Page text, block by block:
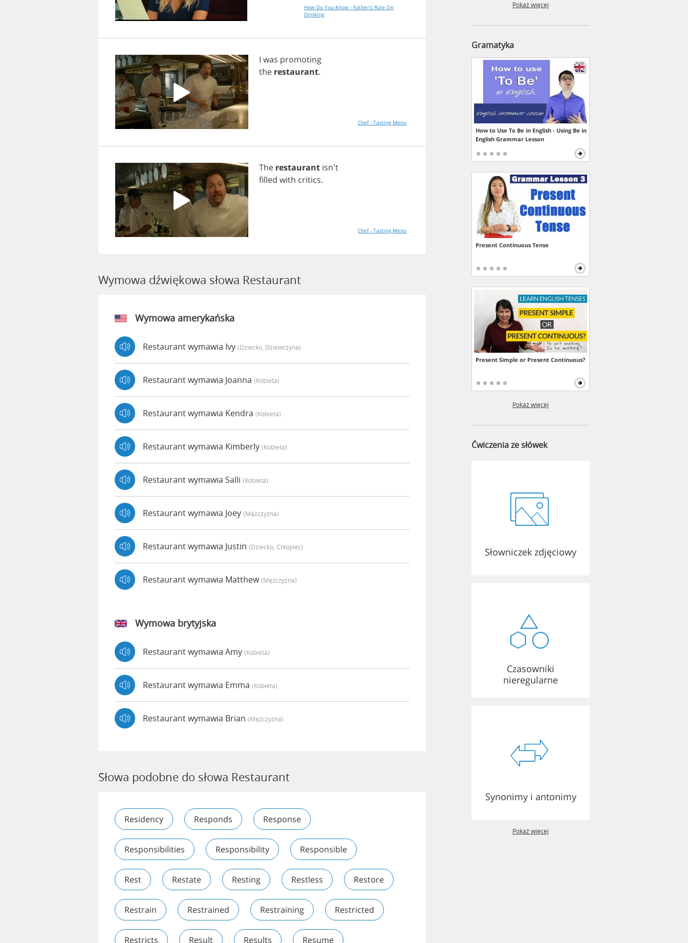
How Do You Know - Father's Rule On
Drinking
I was promoting
the restaurant.
Chef - Tasting Menu
The restaurant isn't
filled with critics.
Chef - Tasting Menu
Wymowa dźwiękowa słowa Restaurant
Wymowa amerykańska
Restaurant wymawia Ivy (dziecko, Dziewczyna)
Restaurant wymawia Joanna (kobieta)
Restaurant wymawia Kendra (kobieta)
Restaurant wymawia Kimberly (kobieta)
Restaurant wymawia Salli (kobieta)
Restaurant wymawia Joey (mężczyzna)
Restaurant wymawia Justin (dziecko, Chłopiec)
Restaurant wymawia Matthew(mężczyzna)
Wymowa brytyjska
Restaurant wymawia Amy (kobieta)
Restaurant wymawia Emma (kobieta)
Restaurant wymawia Brian (mężczyzna)
Słowa podobne do słowa Restaurant
Residency Responds Response
Responsibilities Responsibility Responsible
Rest Restate Resting Restless Restore
Restrain Restrained Restraining Restricted
Restricts Result Results Resume
Pokaż więcej
Gramatyka
How to Use To Be in English - Using Be in
English Grammar Lesson
Present Continuous Tense
Present Simple or Present Continuous?
Pokaż więcej
Ćwiczenia ze słówek
Słowniczek zdjęciowy
Czasowniki
nieregularne
Synonimy i antonimy
Pokaż więcej